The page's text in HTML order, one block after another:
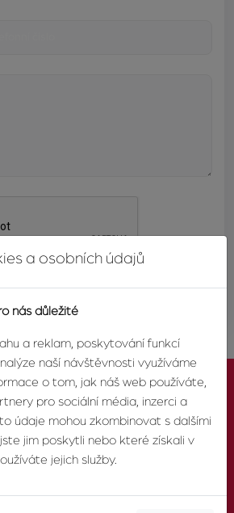
a osobních údajů
nás důležité
a reklam, poskytování funkcí
naší návštěvnosti využíváme
o tom, jak náš web používáte,
pro sociální média, inzerci a
údaje mohou zkombinovat s dalšími
jim poskytli nebo které získali v
jejich služby.